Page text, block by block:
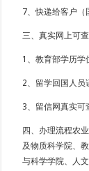
7、快递给客户（
三、真实网上可
1、教育部学历学
2、留学回国人员
3、留信网真实可
四、办理流程农
及物质科学院、
与科学学院、人